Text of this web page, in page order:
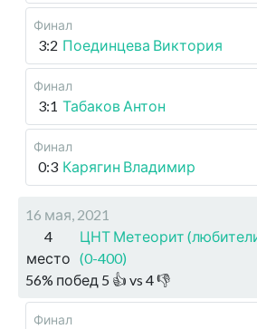
Финал
3:2 Поединцева Виктория
Финал
3:1 Табаков Антон
Финал
0:3 Карягин Владимир
16 мая, 2021
4
место
ЦНТ Метеорит
(0-400)
56% побед 5 👍 vs 4👎
Финал